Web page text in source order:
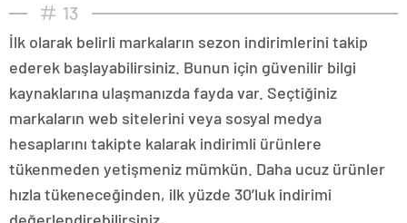
13
İlk olarak belirli markaların sezon indirimlerini takip
ederek başlayabilirsiniz. Bunun için güvenilir bilgi
kaynaklarına ulaşmanızda fayda var. Seçtiğiniz
markaların web sitelerini veya sosyal medya
hesaplarını takipte kalarak indirimli ürünlere
tükenmeden yetişmeniz mümkün. Daha ucuz ürünler
hızla tükeneceğinden, ilk yüzde 30’luk indirimi